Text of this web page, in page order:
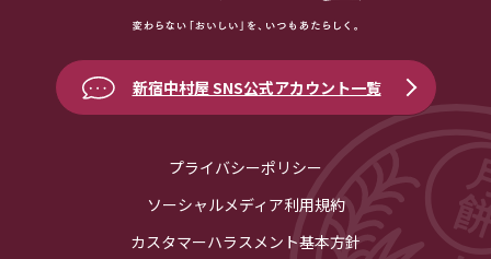
新宿中村屋 SNS公式アカウント一覧
プライバシーポリシー
ソーシャルメディア利用規約
カスタマーハラスメント基本方針